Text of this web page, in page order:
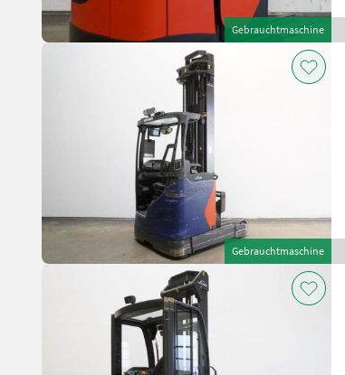
Gebrauchtmaschine
Gebrauchtmaschine